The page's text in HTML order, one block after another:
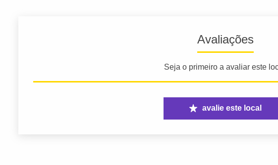
Avaliações
Seja o primeiro a avaliar este
avalie este local